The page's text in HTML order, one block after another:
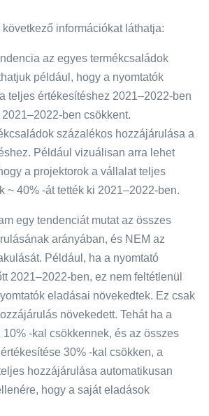
információkat láthatja:
az egyes termékcsaládok
például, hogy a nyomtatók
teljes értékesítéshez 2021–2022-ben
ben csökkent.
százalékos hozzájárulása a
Például vizuálisan arra lehet
a projektorok a vállalat teljes
~ 40% -át tették ki 2021–2022-ben.
egy tendenciát mutat az összes
arányában, és NEM az
Például, ha a nyomtató
2021–2022-ben, ez nem feltétlenül
eladásai növekedtek. Ez csak
növekedett. Tehát ha a
-kal csökkennek, és az összes
30% -kal csökken, a
hozzájárulása automatikusan
hogy a saját eladások